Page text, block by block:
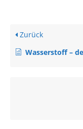
Zurück
Wasserstoff –